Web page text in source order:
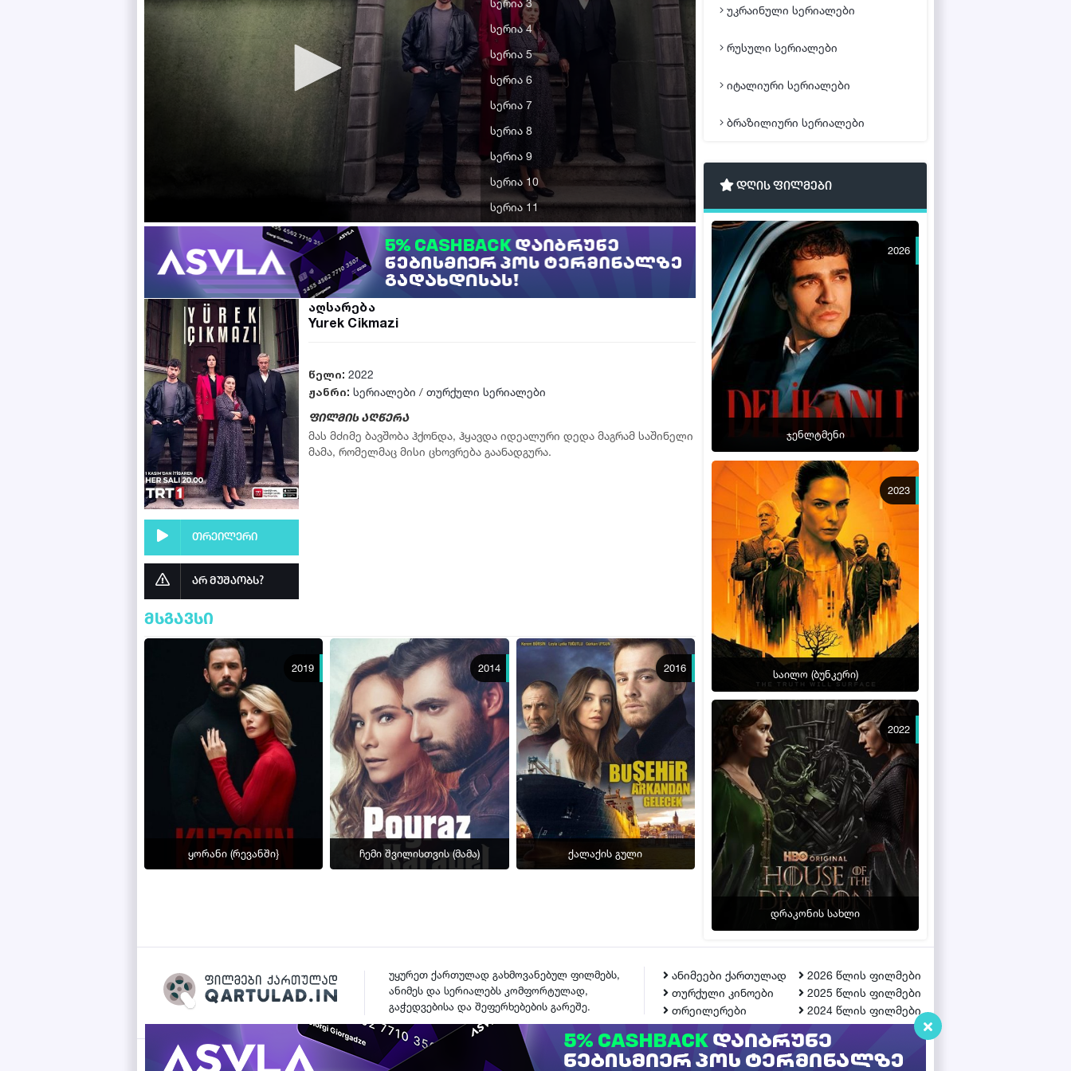
სერია 3
სერია 4
სერია 5
სერია 6
სერია 7
სერია 8
სერია 9
სერია 10
სერია 11
სერია 13
სერია 14
სერია 18
სერია 20
სერია 21
სერია 28
სერია 29
სერია 30
სერია 31
სერია 32
სერია 33
სერია 34
სერია 35
სერია 36
სერია 37
სერია 40
სერია 41
სერია 42
სერია 43
სერია 44
თრეილერი
არ მუშაობს?
აღსარება
Yurek Cikmazi
წელი: 2022
ჟანრი: სერიალები / თურქული სერიალები
ფილმის აღწერა
მას მძიმე ბავშობა ჰქონდა, ჰყავდა იდეალური დედა მაგრამ საშინელი
მამა, რომელმაც მისი ცხოვრება გაანადგურა.
მსგავსი
2019
ყორანი (რევანში}
2014
ჩემი შვილისთვის (მამა)
2016
ქალაქის გული
უკრაინული სერიალები
რუსული სერიალები
იტალიური სერიალები
ბრაზილიური სერიალები
დღის ფილმები
2026
ჯენლტმენი
2023
საილო (ბუნკერი)
2022
დრაკონის სახლი
უყურეთ ქართულად გახმოვანებულ ფილმებს,
ანიმეს და სერიალებს კომფორტულად,
გაჭედვებისა და შეფერხებების გარეშე.
ანიმეები ქართულად
თურქული კინოები
თრეილერები
2026 წლის ფილმები
2025 წლის ფილმები
2024 წლის ფილმები
ᲙᲝᲜᲢᲐᲥᲢᲘ
Qartulad.in © 2026